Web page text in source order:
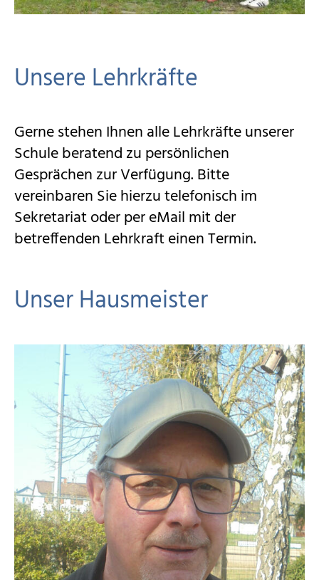
Für Eltern
Unsere Lehrkräfte
Gerne stehen Ihnen alle Lehrkräfte unserer
Schule beratend zu persönlichen
Gesprächen zur Verfügung. Bitte
vereinbaren Sie hierzu telefonisch im
Sekretariat oder per eMail mit der
betreffenden Lehrkraft einen Termin.
Unser Hausmeister